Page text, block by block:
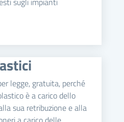
legge, gratuita, perché
è a carico dello
sua retribuzione e alla